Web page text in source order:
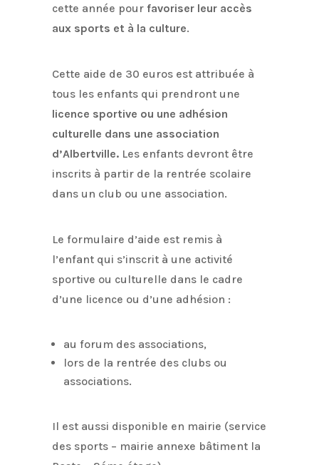
cette année pourfavoriser leur accès
aux sports et à la culture.
Cette aide de 30 euros est attribuée à
tous les enfants qui prendront une
licence sportive ou une adhésion
culturelle dans une association
d’Albertville. Les enfants devront être
inscrits à partir de la rentrée scolaire
dans un club ou une association.
Le formulaire d’aide est remis à
l’enfant qui s’inscrit à une activité
sportive ou culturelle dans le cadre
d’une licence ou d’une adhésion :
au forum des associations,
lors de la rentrée des clubs ou
associations.
Il est aussi disponible en mairie (service
des sports – mairie annexe bâtiment la